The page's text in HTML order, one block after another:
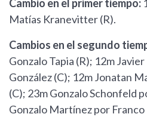
Cambio en el primer tiempo:
Matías Kranevitter (R).
Cambios en el segundo
Gonzalo Tapia (R); 12m
González (C); 12m Jonatan
(C); 23m Gonzalo Schonfeld
Gonzalo Martínez por